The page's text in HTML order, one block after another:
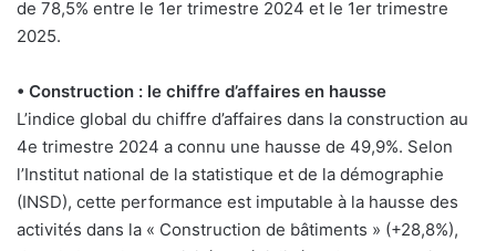
de 78,5% entre le 1er trimestre 2024 et le 1er trimestre
2025.
• Construction : le chiffre d’affaires en hausse
L’indice global du chiffre d’affaires dans la construction au
4e trimestre 2024 a connu une hausse de 49,9%. Selon
l’Institut national de la statistique et de la démographie
(INSD), cette performance est imputable à la hausse des
activités dans la « Construction de bâtiments » (+28,8%),